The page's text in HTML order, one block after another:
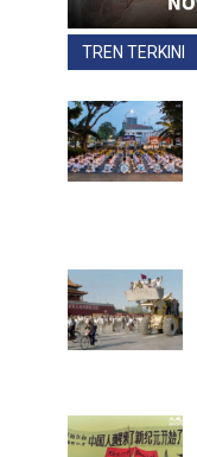
TREN TERKINI